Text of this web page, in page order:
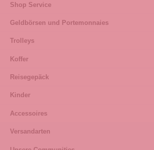
Shop Service
Geldbörsen und Portemonnaies
Trolleys
Koffer
Reisegepäck
Kinder
Accessoires
Versandarten